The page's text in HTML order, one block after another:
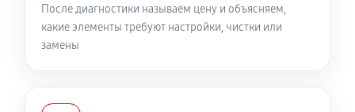
f/2.8 Fisheye
810 руб 60 минут
После диагностики называем цену и объясняем,
какие элементы требуют настройки, чистки или
замены